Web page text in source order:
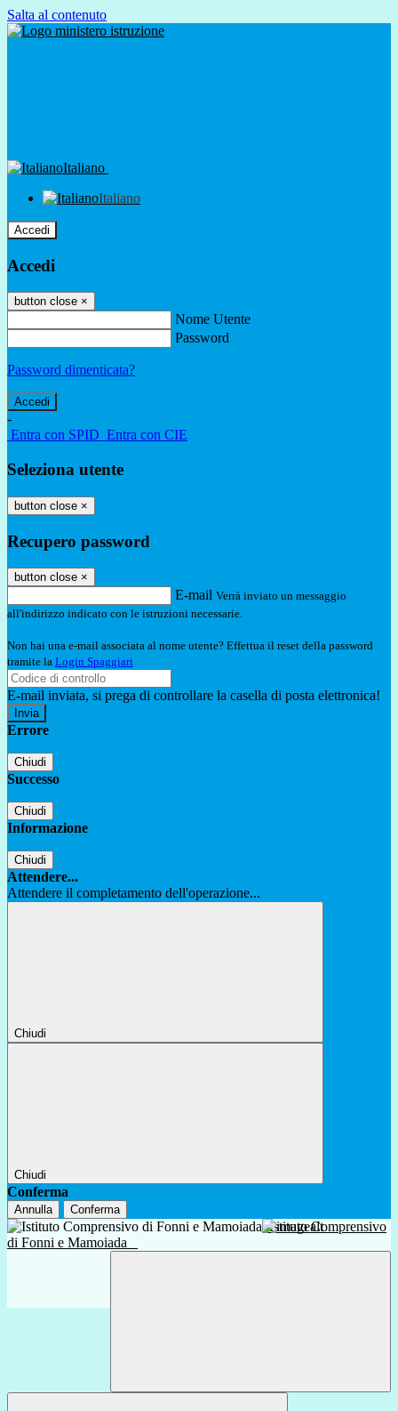
Salta al contenuto
Italiano
Italiano
Accedi
Accedi
button close ×
Nome Utente
Password
Password dimenticata?
-
Entra con SPID Entra con CIE
Seleziona utente
button close ×
Recupero password
button close ×
E-mail Verrà inviato un messaggio
all'indirizzo indicato con le istruzioni necessarie.
Non hai una e-mail associata al nome utente? Effettua il reset della password
tramite la Login Spaggiari
E-mail inviata, si prega di controllare la casella di posta elettronica!
Errore
Chiudi
Successo
Chiudi
Informazione
Chiudi
Attendere...
Attendere il completamento dell'operazione...
Chiudi
Chiudi
Conferma
Annulla Conferma
Istituto Comprensivo
di Fonni e Mamoiada